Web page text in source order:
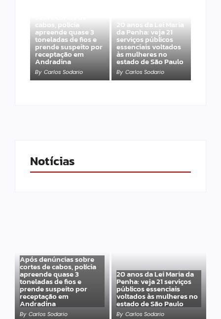
cabos, polícia
apreende quase 3
toneladas de fios e
prende suspeito por
receptação em
Andradina
By Carlos Sodario
20 anos da Lei Maria
da Penha: veja 21
serviços públicos
essenciais voltados
às mulheres no
estado de São Paulo
By Carlos Sodario
Notícias
Após denúncias sobre
cortes de cabos, polícia
apreende quase 3
toneladas de fios e
prende suspeito por
receptação em
Andradina
By Carlos Sodario
20 anos da Lei Maria da
Penha: veja 21 serviços
públicos essenciais
voltados às mulheres no
estado de São Paulo
By Carlos Sodario